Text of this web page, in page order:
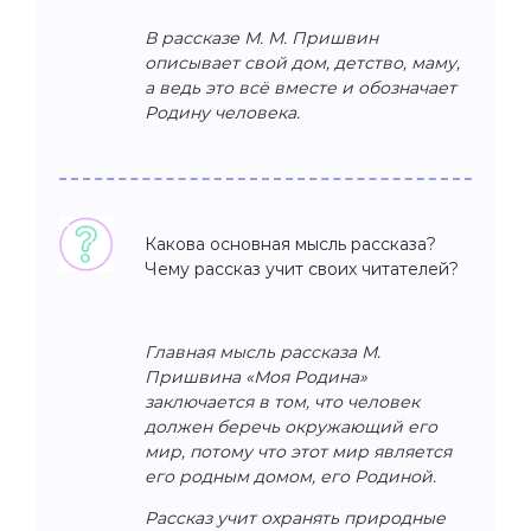
В рассказе М. М. Пришвин
описывает свой дом, детство, маму,
а ведь это всё вместе и обозначает
Родину человека.
Какова основная мысль рассказа?
Чему рассказ учит своих читателей?
Главная мысль рассказа М.
Пришвина «Моя Родина»
заключается в том, что человек
должен беречь окружающий его
мир, потому что этот мир является
его родным домом, его Родиной.
Рассказ учит охранять природные